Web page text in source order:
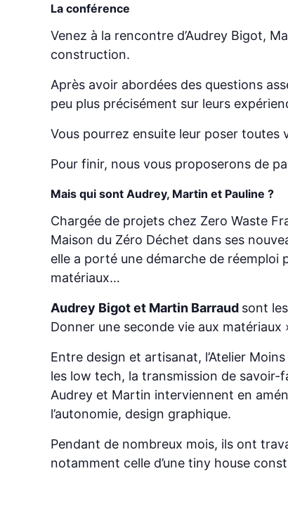
La conférence
Venez à la rencontre d’Audrey Bigot,
construction.
Après avoir abordées des questions
peu plus précisément sur leurs
Vous pourrez ensuite leur poser toutes
Pour finir, nous vous proposerons de
Mais qui sont Audrey, Martin et Pauline ?
Chargée de projets chez Zero Waste
Maison du Zéro Déchet dans ses
elle a porté une démarche de réemploi
matériaux…
Audrey Bigot et Martin Barraud sont
Donner une seconde vie aux matériaux
Entre design et artisanat, l’Atelier
les low tech, la transmission de savoir-
Audrey et Martin interviennent en
l’autonomie, design graphique.
Pendant de nombreux mois, ils ont
notamment celle d’une tiny house